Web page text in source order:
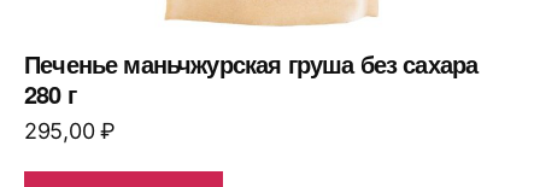
Печенье маньчжурская груша без сахара
280 г
295,00₽